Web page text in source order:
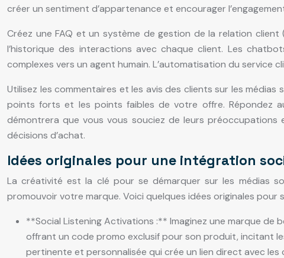
créer un sentiment d’appartenance et encourager
Créez une FAQ et un système de gestion de la relation
l’historique des interactions avec chaque client. Les
complexes vers un agent humain. L’automatisation du service
Utilisez les commentaires et les avis des clients sur les
points forts et les points faibles de votre offre. Répondez
démontrera que vous vous souciez de leurs préoccupations
décisions d’achat.
Idées originales pour une intégration
La créativité est la clé pour se démarquer sur les médias
promouvoir votre marque. Voici quelques idées originales pour
**Social Listening Activations :** Imaginez une marque
offrant un code promo exclusif pour son produit, incitant
pertinente et personnalisée qui crée un lien direct avec les